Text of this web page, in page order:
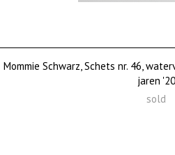
Mommie Schwarz, Schets nr. 46,
jaren '20
sold